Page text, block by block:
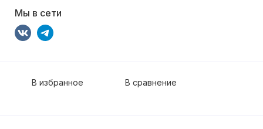
Мы в сети
В избранное В сравнение